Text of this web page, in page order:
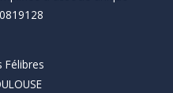
Félibres